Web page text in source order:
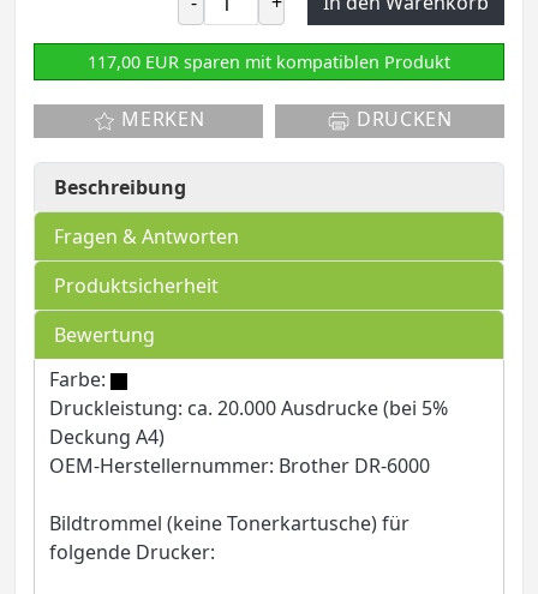
117,00 EUR sparen mit kompatiblen Produkt
MERKEN DRUCKEN
Beschreibung
Fragen & Antworten
Produktsicherheit
Bewertung
Farbe:
Druckleistung: ca. 20.000 Ausdrucke (bei 5%
Deckung A4)
OEM-Herstellernummer: Brother DR-6000
Bildtrommel (keine Tonerkartusche) für
folgende Drucker: